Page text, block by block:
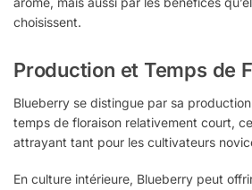
choisissent.
Production et Temps de
Blueberry se distingue par sa
temps de floraison relativement court,
attrayant tant pour les cultivateurs
En culture intérieure, Blueberry peut